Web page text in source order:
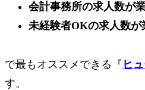
会計事務所の求人数が
未経験者OKの求人数が
で最もオススメできる『 ヒ
す。